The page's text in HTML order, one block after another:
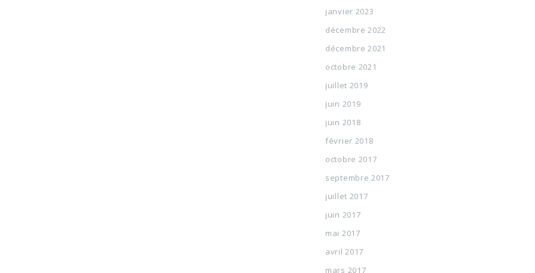
janvier 2023
décembre 2022
décembre 2021
octobre 2021
juillet 2019
juin 2019
juin 2018
février 2018
octobre 2017
septembre 2017
juillet 2017
juin 2017
mai 2017
avril 2017
mars 2017